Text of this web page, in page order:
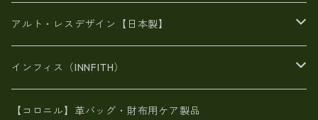
豊岡製品
エナメルクロコ
がま口
斜め掛け
がま口財布
スペインレザー
長財布
スペインレザー
佐賀牛革
L字ファスナー財布
スペインレザー
ポーチ
BAG
財布・小物
アルト・レスデザイン【日本製】
BAG
財布・小物
インフィス（INNFITH）
BAG
【コロニル】革バッグ・財布用ケア製品